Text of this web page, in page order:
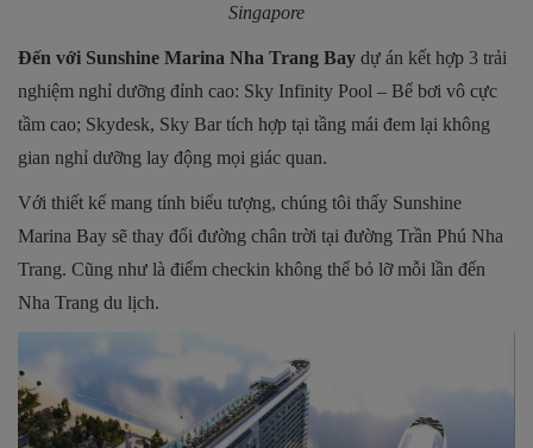
Singapore
Đến với Sunshine Marina Nha Trang Bay dự án kết hợp 3 trải
nghiệm nghỉ dưỡng đỉnh cao: Sky Infinity Pool – Bể bơi vô cực
tầm cao; Skydesk, Sky Bar tích hợp tại tầng mái đem lại không
gian nghỉ dưỡng lay động mọi giác quan.
Với thiết kế mang tính biểu tượng, chúng tôi thấy Sunshine
Marina Bay sẽ thay đổi đường chân trời tại đường Trần Phú Nha
Trang. Cũng như là điểm checkin không thể bỏ lỡ mỗi lần đến
Nha Trang du lịch.